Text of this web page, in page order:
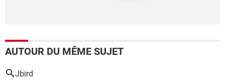
AUTOUR DU MÊME SUJET
Jbird